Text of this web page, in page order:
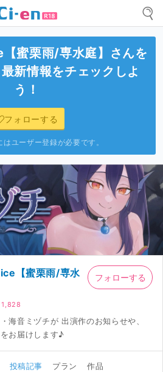
蜜栗雨/専水庭】 さんを
新情報をチェックしよ
う！
フォローする
はユーザー登録が必要です。
【蜜栗雨/専水
1,828
海音ミヅチが 出演作のお知らせや、
お届けします♪
フォローする
投稿記事 プラン 作品